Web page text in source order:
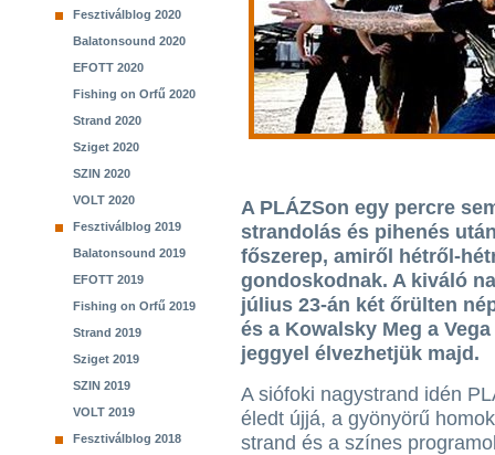
Fesztiválblog 2020
Balatonsound 2020
EFOTT 2020
Fishing on Orfű 2020
Strand 2020
Sziget 2020
SZIN 2020
VOLT 2020
Fesztiválblog 2019
Balatonsound 2019
EFOTT 2019
Fishing on Orfű 2019
Strand 2019
Sziget 2019
SZIN 2019
VOLT 2019
Fesztiválblog 2018
A PLÁZSon egy percre
strandolás és pihenés
főszerep, amiről hétről-
gondoskodnak. A kiváló
július 23-án két őrülten
és a Kowalsky Meg a
jeggyel élvezhetjük majd.
A siófoki nagystrand idén
éledt újjá, a gyönyörű
strand és a színes